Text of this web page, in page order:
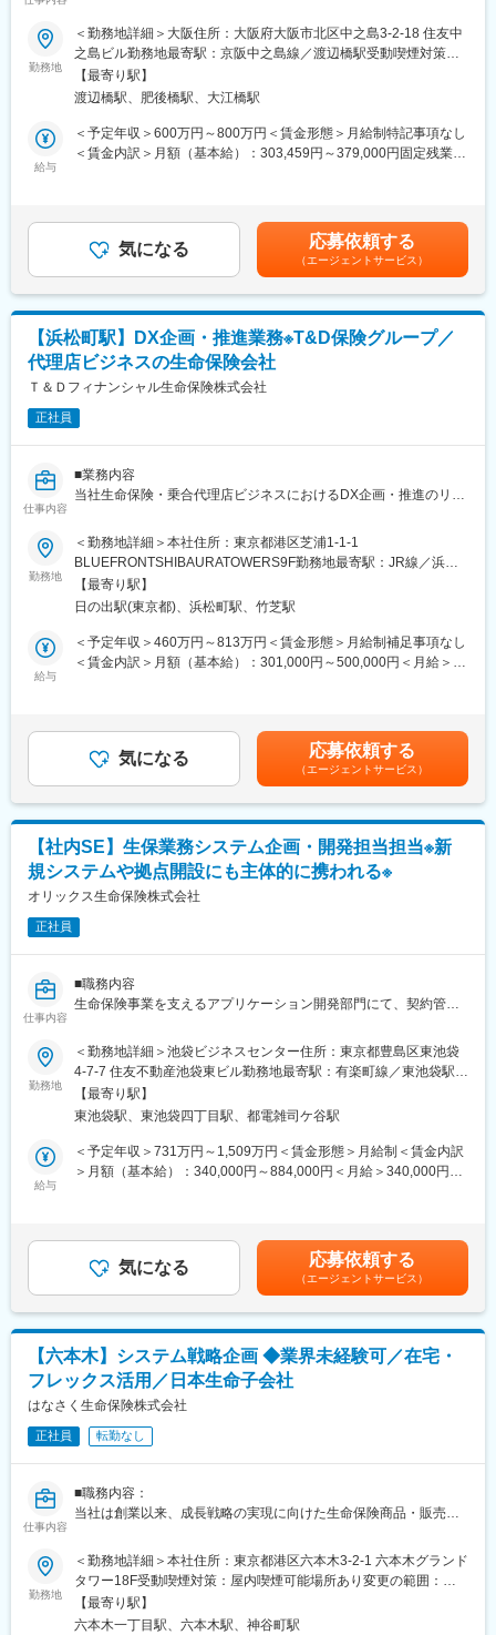
育児・介護との両立ができるような職場復帰支援プログラムの確
立、在宅勤務制度など、社員が働きやすい環境があります。
■当社について：
されました。アクサが世界で培ってきた知識と経験を活かし、
315 万人のお客さまから 571 万件のご契約をお引き受けしていま
利の増進やライフマネジメント（人生を経営する）に関するアド
バイスをお届けしています。
変更の範囲：会社の定める業務
楽天生命情報システム本部において、システム開発およびアプリ
ケーションサポートを担当していただきます。
・アプリケーション開発チームのリード
・同時並行で進む複数開発プロジェクトの推進
・開発チームメンバーの指導育成
・ベンダーコントロール
・システム障害対応
・システム改善案検討
内での異動や出向を命じる、または職位や職種が変更となる場合
があります。】
■部署について
上に積極的に努めており、企業活動に密接に関係しながら業務を
進めています。
■同社について
く、楽天FinTech事業の次の柱になるべく、順調に成長を続けてい
ます。
シンプルな定期保険・終身保険や、医療保険・がん保険、認知症
保険、若年層向けの総合保障保険、さらに住宅ローン向けの団体
全国で展開する対面代理店チャネルや、楽天会員基盤を中心に幅
広く展開するインターネットチャネルなど、さまざまなご提案経
路を有しております。
身近で親しみやすい生命保険会社として、また楽天グループの技
ーションを提供していきます。
勤務地
＜勤務地詳細＞大阪住所：大阪府大阪市北区中之島3-2-18 住友中
之島ビル勤務地最寄駅：京阪中之島線／渡辺橋駅受動喫煙対策：
屋内全面禁煙変更の範囲：当面予定はありませんが、制度上国
内・海外のすべての事業所への出張及び転勤の可能性がありま
【最寄り駅】
渡辺橋駅、肥後橋駅、大江橋駅
給与
＜予定年収＞600万円～800万円＜賃金形態＞月給制特記事項なし
＜賃金内訳＞月額（基本給）：303,459円～379,000円固定残業手
給与補足＞※年収や月給はご経験等を鑑みて決定をいたします。・
賞与年2回（6月・12月に会社業績や本人の評価により支給）・昇
給年2回（1月・7月に会社実績や本人の評価により改定）賃金は
あくまでも目安の金額であり、選考を通じて上下する可能性があ
ります。月給(月額)は固定手当を含めた表記です。
気になる 応募依頼する
（エージェントサービス）
【浜松町駅】DX企画・推進業務※T&D保険グループ／
代理店ビジネスの生命保険会社
Ｔ＆Ｄフィナンシャル生命保険株式会社
正社員
仕事内容
■業務内容
当社生命保険・乗合代理店ビジネスにおけるDX企画・推進のリー
（1）金融業界および隣接業界のDX施策動向の調査および施策検
討
∟ 施策調査・検討、施策実現のための製品・サービス調査・検討
の実施、業務分析・データ 分析、方針決定に向けた資料作成等
の業務を管理職のサポートを受けながら実行。
（2）商品・サービスの顧客体験向上施策、社内業務プロセス改革
の企画・推進
∟ 社内決定された施策実現に向けたプロジェクトマネジメント、
（3）その他
∟ 当社ビジネス環境をご理解いただき、実効性の高いDX施策の企
画・推進を実行いただくため、他業務にも関与いただく場合あり
・事業環境の調査・分析・提言
・主務官庁、生命保険協会、T＆Dホールディングスの窓口対応
・DX戦略推進 等
■組織構成
・DXシステム統括部 DX戦略推進課（課長1名、メンバー2名）
■キャリアパス：
・総合職採用の為、ゆくゆくはその他ポジションへのジョブロー
■働きやすい会社（健康経営優良法人（ホワイト500）, プラチナ
くるみん認定企業）：
・同社における業務用PCの18時30分自動シャットダウンなどの
策が評価され「健康経営優良法人」に認定されています。
・また、「子育てサポート企業」としてくるみん認定を受けた企
変更の範囲：会社の定める業務
勤務地
＜勤務地詳細＞本社住所：東京都港区芝浦1-1-1
BLUEFRONTSHIBAURATOWERS9F勤務地最寄駅：JR線／浜松
町駅受動喫煙対策：屋内全面禁煙変更の範囲：会社の定める事業
所（リモートワーク含む）
【最寄り駅】
日の出駅(東京都)、浜松町駅、竹芝駅
給与
＜予定年収＞460万円～813万円＜賃金形態＞月給制補足事項なし
＜賃金内訳＞月額（基本給）：301,000円～500,000円＜月給＞
気になる 応募依頼する
（エージェントサービス）
【社内SE】生保業務システム企画・開発担当担当※新
規システムや拠点開設にも主体的に携われる※
オリックス生命保険株式会社
正社員
仕事内容
■職務内容
生命保険事業を支えるアプリケーション開発部門にて、契約管
事務、コールセンター、データ活用等の基幹システムに関する企
画・開発業務を担当いただきます。ご経験に応じて下記業務をお
任せします。
（1）生命保険システムの企画・実行業務
業務部門の課題解決やシステムモダナイゼーションを推進するた
め、システム改善や新規ITソリューションの企画・立案を担当し
ます。ビジネス要件の整理から要件定義、設計、開発、テスト、
策定など、全社視点でのIT戦略立案にも携わることが可能です。
（2）生命保険システム開発プロジェクトのマネジメント
コスト・進捗管理など、PL・PMとしてプロジェクト全体の推進
を担います。事業会社の立場でプロジェクトをリードし、事業成
長を支える重要な役割をお任せします。
保険業務を支える各種システムの機能拡張や保守開発を担当しま
す。業務知識とシステム知識を深めながら、自ら課題を発見し、
きます。
アプリケーション開発第一部、第二部、第三部のいずれか（担当
システムに応じて決定）
■組織構成
勤務地
＜勤務地詳細＞池袋ビジネスセンター住所：東京都豊島区東池袋
4-7-7 住友不動産池袋東ビル勤務地最寄駅：有楽町線／東池袋駅受
動喫煙対策：屋内全面禁煙変更の範囲：会社の定める事業所
【最寄り駅】
東池袋駅、東池袋四丁目駅、都電雑司ケ谷駅
給与
＜予定年収＞731万円～1,509万円＜賃金形態＞月給制＜賃金内訳
＞月額（基本給）：340,000円～884,000円＜月給＞340,000円～
目安の金額であり、選考を通じて上下する可能性があります。月
給(月額)は固定手当を含めた表記です。
気になる 応募依頼する
（エージェントサービス）
【六本木】システム戦略企画 ◆業界未経験可／在宅・
フレックス活用／日本生命子会社
はなさく生命保険株式会社
正社員 転勤なし
仕事内容
■職務内容：
当社は創業以来、成長戦略の実現に向けた生命保険商品・販売チ
い、当社の企画総務及び開発管理業務を担う人材を募集いたしま
す。本ポジションでは、以下の業務をご担当頂きます。
＜具体的な職務内容＞
勤務地
＜勤務地詳細＞本社住所：東京都港区六本木3-2-1 六本木グランド
タワー18F受動喫煙対策：屋内喫煙可能場所あり変更の範囲：会
社の定める事業所（リモートワーク含む）
【最寄り駅】
六本木一丁目駅、六本木駅、神谷町駅